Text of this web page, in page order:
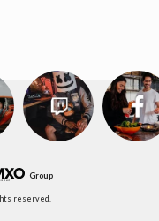
Group
reserved.